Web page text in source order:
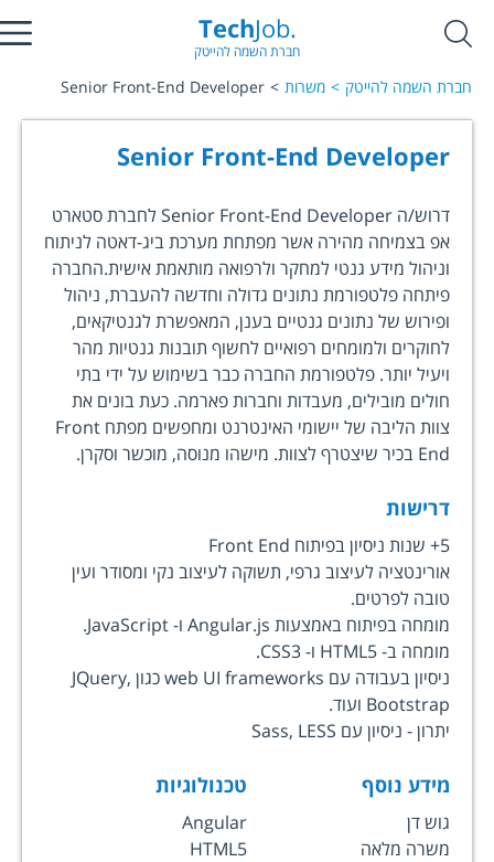
TechJob.
חברת השמה להייטק
חברת השמה להייטק משרות Senior Front-End Developer
Senior Front-End Developer
דרוש/ה Senior Front-End Developer לחברת סטארט
אפ בצמיחה מהירה אשר מפתחת מערכת ביג-דאטה לניתוח
וניהול מידע גנטי למחקר ולרפואה מותאמת אישית.החברה
פיתחה פלטפורמת נתונים גדולה וחדשה להעברת, ניהול
ופירוש של נתונים גנטיים בענן, המאפשרת לגנטיקאים,
לחוקרים ולמומחים רפואיים לחשוף תובנות גנטיות מהר
ויעיל יותר. פלטפורמת החברה כבר בשימוש על ידי בתי
חולים מובילים, מעבדות וחברות פארמה. כעת בונים את
צוות הליבה של יישומי האינטרנט ומחפשים מפתח Front
End בכיר שיצטרף לצוות. מישהו מנוסה, מוכשר וסקרן.
דרישות
5+ שנות ניסיון בפיתוח Front End
אורינטציה לעיצוב גרפי, תשוקה לעיצוב נקי ומסודר ועין
טובה לפרטים.
מומחה בפיתוח באמצעות Angular.js ו- JavaScript.
מומחה ב- HTML5 ו- CSS3.
ניסיון בעבודה עם web UI frameworks כגון JQuery,
Bootstrap ועוד.
יתרון - ניסיון עם Sass, LESS
מידע נוסף
גוש דן
משרה מלאה
טכנולוגיות
Angular
HTML5